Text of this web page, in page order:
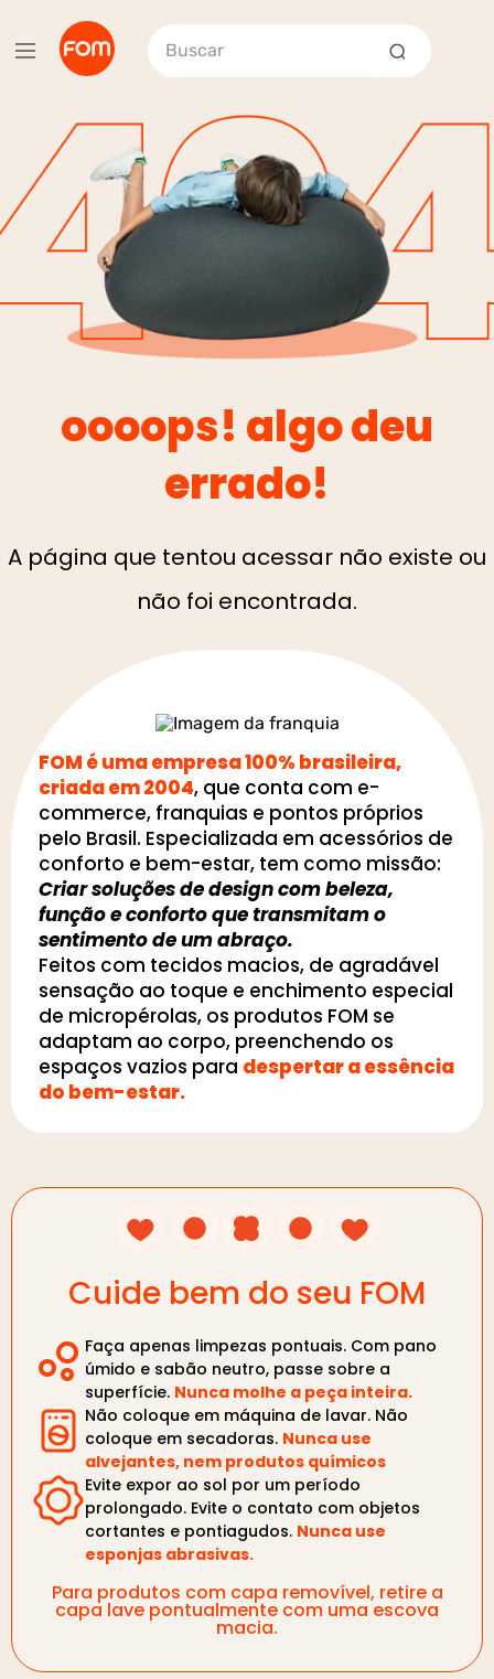
Buscar
oooops! algo deu
errado!
A página que tentou acessar não existe ou
não foi encontrada.
FOM é uma empresa 100% brasileira,
criada em 2004, que conta com e-
commerce, franquias e pontos próprios
pelo Brasil. Especializada em acessórios de
conforto e bem-estar, tem como missão:
Criar soluções de design com beleza,
função e conforto que transmitam o
sentimento de um abraço.
Feitos com tecidos macios, de agradável
sensação ao toque e enchimento especial
de micropérolas, os produtos FOM se
adaptam ao corpo, preenchendo os
espaços vazios para despertar a essência
do bem-estar.
Cuide bem do seu FOM
Faça apenas limpezas pontuais. Com pano
úmido e sabão neutro, passe sobre a
superfície. Nunca molhe a peça inteira.
Não coloque em máquina de lavar. Não
coloque em secadoras. Nunca use
alvejantes, nem produtos químicos
Evite expor ao sol por um período
prolongado. Evite o contato com objetos
cortantes e pontiagudos. Nunca use
esponjas abrasivas.
Para produtos com capa removível, retire a
capa lave pontualmente com uma escova
macia.